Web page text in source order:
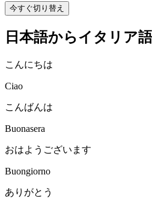
今すぐ切り替え
日本語からイタリア
こんにちは
Ciao
こんばんは
Buonasera
おはようございます
Buongiorno
ありがとう